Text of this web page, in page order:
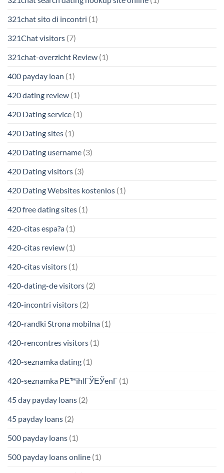
321chat sito di incontri (1)
321Chat visitors (7)
321chat-overzicht Review (1)
400 payday loan (1)
420 dating review (1)
420 Dating service (1)
420 Dating sites (1)
420 Dating username (3)
420 Dating visitors (3)
420 Dating Websites kostenlos (1)
420 free dating sites (1)
420-citas espa?a (1)
420-citas review (1)
420-citas visitors (1)
420-dating-de visitors (2)
420-incontri visitors (2)
420-randki Strona mobilna (1)
420-rencontres visitors (1)
420-seznamka dating (1)
420-seznamka PЕ™ihlГЎЕЎenГ­ (1)
45 day payday loans (2)
45 payday loans (2)
500 payday loans (1)
500 payday loans online (1)